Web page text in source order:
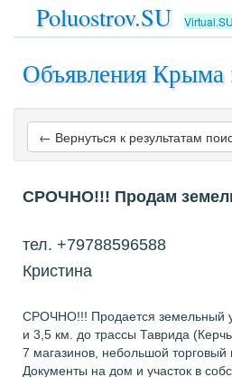
Poluostrov.SU Virtual.SU
Объявления Крыма
← Вернуться к результатам
СРОЧНО!!! Продам
тел. +79788596588
Кристина
СРОЧНО!!! Продается земельный
и 3,5 км. до трассы Таврида
7 магазинов, небольшой
Документы на дом и участок в